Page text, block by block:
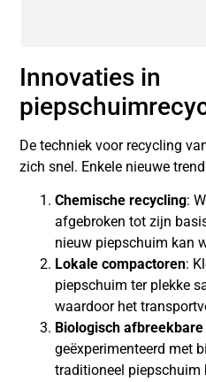
Innovaties in
De techniek voor recycling
zich snel. Enkele nieuwe
Chemische recycling:
afgebroken tot zijn
nieuw piepschuim kan
Lokale compactoren:
piepschuim ter plekke
waardoor het
Biologisch
geëxperimenteerd met
traditioneel